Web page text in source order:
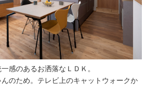
感のあるお洒落なＬＤＫ。
のため。テレビ上のキャットウォークか